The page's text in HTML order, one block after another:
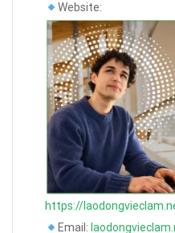
Website:
https://
Email: